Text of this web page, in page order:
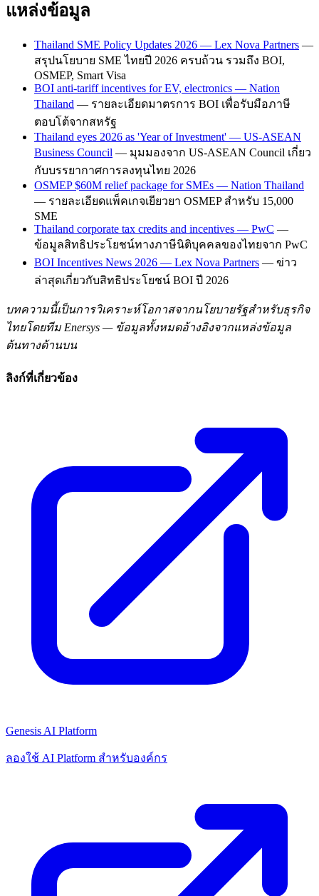
แหล่งข้อมูล
Thailand SME Policy Updates 2026 — Lex Nova Partners —
สรุปนโยบาย SME ไทยปี 2026 ครบถ้วน รวมถึง BOI,
OSMEP, Smart Visa
BOI anti-tariff incentives for EV, electronics — Nation
Thailand — รายละเอียดมาตรการ BOI เพื่อรับมือภาษี
ตอบโต้จากสหรัฐ
Thailand eyes 2026 as 'Year of Investment' — US-ASEAN
Business Council — มุมมองจาก US-ASEAN Council เกี่ยว
กับบรรยากาศการลงทุนไทย 2026
OSMEP $60M relief package for SMEs — Nation Thailand
— รายละเอียดแพ็คเกจเยียวยา OSMEP สำหรับ 15,000
SME
Thailand corporate tax credits and incentives — PwC —
ข้อมูลสิทธิประโยชน์ทางภาษีนิติบุคคลของไทยจาก PwC
BOI Incentives News 2026 — Lex Nova Partners — ข่าว
ล่าสุดเกี่ยวกับสิทธิประโยชน์ BOI ปี 2026
บทความนี้เป็นการวิเคราะห์โอกาสจากนโยบายรัฐสำหรับธุรกิจ
ไทยโดยทีม Enersys — ข้อมูลทั้งหมดอ้างอิงจากแหล่งข้อมูล
ต้นทางด้านบน
ลิงก์ที่เกี่ยวข้อง
Genesis AI Platform
ลองใช้ AI Platform สำหรับองค์กร